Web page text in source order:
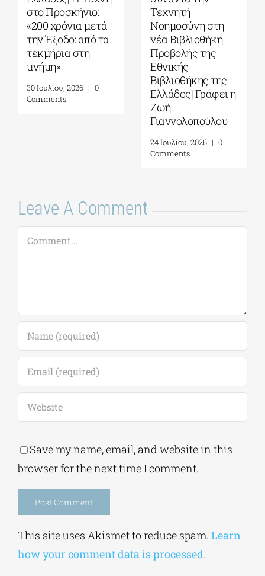
στο Προσκήνιο:
«200 χρόνια μετά
την Έξοδο: από τα
τεκμήρια στη
μνήμη»
30 Ιουλίου, 2026 | 0
Comments
Τεχνητή
Νοημοσύνη στη
νέα Βιβλιοθήκη
Προβολής της
Εθνικής
Βιβλιοθήκης της
Ελλάδος| Γράφει η
Ζωή
Γιαννολοπούλου
24 Ιουλίου, 2026 | 0
Comments
Leave A Comment
Comment
Save my name, email, and website in this
browser for the next time I comment.
This site uses Akismet to reduce spam. Learn
how your comment data is processed.